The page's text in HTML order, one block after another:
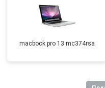
macbook pro 13 mc374rsa